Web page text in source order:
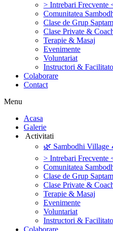
> Intrebari Frecvente
Comunitatea
Clase de Grup
Clase Private &
Terapie & Masaj
‎Evenimente
Voluntariat
‏‏‎Instructori &
Colaborare
Contact
Menu
‎Acasa
Galerie
‎ ‎Activitati‎
🌿 Sambodhi
> Intrebari Frecvente
Comunitatea
Clase de Grup
Clase Private &
Terapie & Masaj
‎Evenimente
Voluntariat
‏‏‎Instructori &
Colaborare